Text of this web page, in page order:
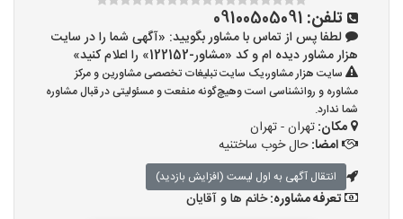
تلفن: 09100505091
لطفا پس از تماس با مشاور بگویید: «آگهی شما را در سایت
هزار مشاور دیده ام و کد «مشاور-122152» را اعلام کنید»
سایت هزار مشاور،یک سایت تبلیغات تخصصی مشاورین و مرکز
مشاوره و روانشناسی است وهیچ‌گونه منفعت و مسئولیتی در قبال مشاوره
شما ندارد.
مکان:تهران - تهران
امضا:حال خوب ساختنیه
انتقال آگهی به اول لیست (افزایش بازدید)
تعرفه مشاوره:خانم ها و آقایان